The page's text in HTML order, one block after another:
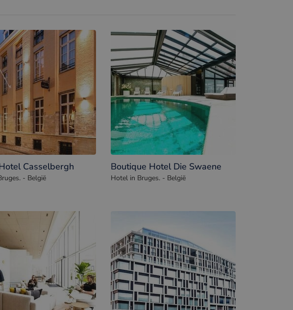
Casselbergh
- België
Boutique Hotel Die Swaene
Hotel in Bruges. - België